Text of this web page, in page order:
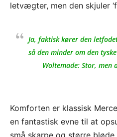
letvægter, men den skjuler
Ja, faktisk kører den
så den minder om den
Woltemade: Stor,
Komforten er klassisk
en fantastisk evne til at